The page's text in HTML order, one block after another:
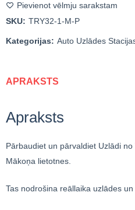
Pievienot vēlmju sarakstam
SKU: TRY32-1-M-P
Kategorijas: Auto Uzlādes
APRAKSTS
Apraksts
Pārbaudiet un pārvaldiet Uzlādi no
Mākoņa lietotnes.
Tas nodrošina reāllaika uzlādes un